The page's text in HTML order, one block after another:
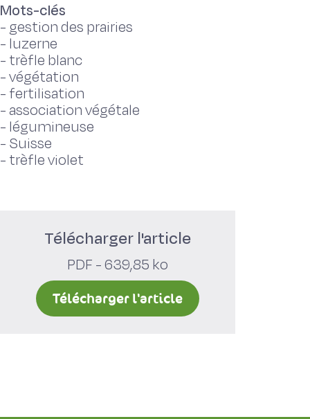
Mots-clés
- gestion des prairies
- luzerne
- trèfle blanc
-végétation
- fertilisation
- association végétale
- légumineuse
- Suisse
- trèfle violet
Télécharger l'article
PDF - 639,85 ko
Télécharger l'article